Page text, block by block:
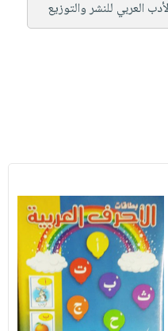
العربي للنشر والتوزيع